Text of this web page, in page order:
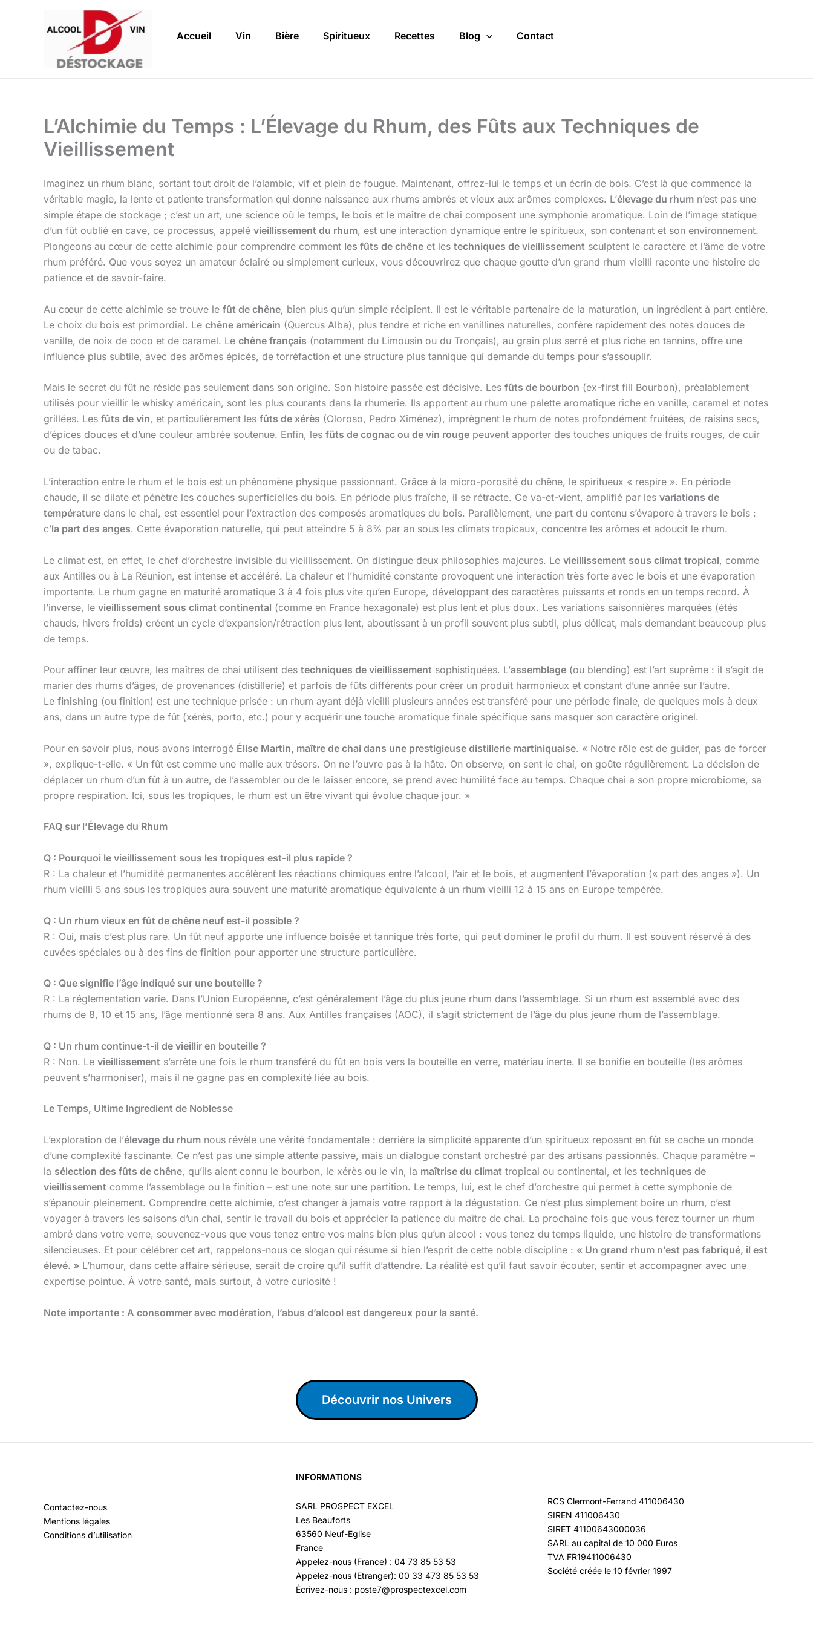
Accueil Vin Bière Spiritueux Recettes Blog Contact
L’Alchimie du Temps : L’Élevage du Rhum, des Fûts aux Techniques de
Vieillissement
Imaginez un rhum blanc, sortant tout droit de l’alambic, vif et plein de fougue. Maintenant, offrez-lui le temps et un écrin de bois. C’est là que commence la
véritable magie, la lente et patiente transformation qui donne naissance aux rhums ambrés et vieux aux arômes complexes. L’élevage du rhum n’est pas une
simple étape de stockage ; c’est un art, une science où le temps, le bois et le maître de chai composent une symphonie aromatique. Loin de l’image statique
d’un fût oublié en cave, ce processus, appelé vieillissement du rhum, est une interaction dynamique entre le spiritueux, son contenant et son environnement.
Plongeons au cœur de cette alchimie pour comprendre comment les fûts de chêne et les techniques de vieillissement sculptent le caractère et l’âme de votre
rhum préféré. Que vous soyez un amateur éclairé ou simplement curieux, vous découvrirez que chaque goutte d’un grand rhum vieilli raconte une histoire de
patience et de savoir-faire.
Au cœur de cette alchimie se trouve le fût de chêne, bien plus qu’un simple récipient. Il est le véritable partenaire de la maturation, un ingrédient à part entière.
Le choix du bois est primordial. Le chêne américain (Quercus Alba), plus tendre et riche en vanillines naturelles, confère rapidement des notes douces de
vanille, de noix de coco et de caramel. Le chêne français (notamment du Limousin ou du Tronçais), au grain plus serré et plus riche en tannins, offre une
influence plus subtile, avec des arômes épicés, de torréfaction et une structure plus tannique qui demande du temps pour s’assouplir.
Mais le secret du fût ne réside pas seulement dans son origine. Son histoire passée est décisive. Les fûts de bourbon (ex-first fill Bourbon), préalablement
utilisés pour vieillir le whisky américain, sont les plus courants dans la rhumerie. Ils apportent au rhum une palette aromatique riche en vanille, caramel et notes
grillées. Les fûts de vin, et particulièrement les fûts de xérès (Oloroso, Pedro Ximénez), imprègnent le rhum de notes profondément fruitées, de raisins secs,
d’épices douces et d’une couleur ambrée soutenue. Enfin, les fûts de cognac ou de vin rouge peuvent apporter des touches uniques de fruits rouges, de cuir
ou de tabac.
L’interaction entre le rhum et le bois est un phénomène physique passionnant. Grâce à la micro-porosité du chêne, le spiritueux « respire ». En période
chaude, il se dilate et pénètre les couches superficielles du bois. En période plus fraîche, il se rétracte. Ce va-et-vient, amplifié par les variations de
température dans le chai, est essentiel pour l’extraction des composés aromatiques du bois. Parallèlement, une part du contenu s’évapore à travers le bois :
c’la part des anges. Cette évaporation naturelle, qui peut atteindre 5 à 8% par an sous les climats tropicaux, concentre les arômes et adoucit le rhum.
Le climat est, en effet, le chef d’orchestre invisible du vieillissement. On distingue deux philosophies majeures. Le vieillissement sous climat tropical, comme
aux Antilles ou à La Réunion, est intense et accéléré. La chaleur et l’humidité constante provoquent une interaction très forte avec le bois et une évaporation
importante. Le rhum gagne en maturité aromatique 3 à 4 fois plus vite qu’en Europe, développant des caractères puissants et ronds en un temps record. À
l’inverse, le vieillissement sous climat continental (comme en France hexagonale) est plus lent et plus doux. Les variations saisonnières marquées (étés
chauds, hivers froids) créent un cycle d’expansion/rétraction plus lent, aboutissant à un profil souvent plus subtil, plus délicat, mais demandant beaucoup plus
de temps.
Pour affiner leur œuvre, les maîtres de chai utilisent des techniques de vieillissement sophistiquées. L’assemblage (ou blending) est l’art suprême : il s’agit de
marier des rhums d’âges, de provenances (distillerie) et parfois de fûts différents pour créer un produit harmonieux et constant d’une année sur l’autre.
Le finishing (ou finition) est une technique prisée : un rhum ayant déjà vieilli plusieurs années est transféré pour une période finale, de quelques mois à deux
ans, dans un autre type de fût (xérès, porto, etc.) pour y acquérir une touche aromatique finale spécifique sans masquer son caractère originel.
Pour en savoir plus, nous avons interrogé Élise Martin, maître de chai dans une prestigieuse distillerie martiniquaise. « Notre rôle est de guider, pas de forcer
», explique-t-elle. « Un fût est comme une malle aux trésors. On ne l’ouvre pas à la hâte. On observe, on sent le chai, on goûte régulièrement. La décision de
déplacer un rhum d’un fût à un autre, de l’assembler ou de le laisser encore, se prend avec humilité face au temps. Chaque chai a son propre microbiome, sa
propre respiration. Ici, sous les tropiques, le rhum est un être vivant qui évolue chaque jour. »
FAQ sur l’Élevage du Rhum
Q : Pourquoi le vieillissement sous les tropiques est-il plus rapide ?
R : La chaleur et l’humidité permanentes accélèrent les réactions chimiques entre l’alcool, l’air et le bois, et augmentent l’évaporation (« part des anges »). Un
rhum vieilli 5 ans sous les tropiques aura souvent une maturité aromatique équivalente à un rhum vieilli 12 à 15 ans en Europe tempérée.
Q : Un rhum vieux en fût de chêne neuf est-il possible ?
R : Oui, mais c’est plus rare. Un fût neuf apporte une influence boisée et tannique très forte, qui peut dominer le profil du rhum. Il est souvent réservé à des
cuvées spéciales ou à des fins de finition pour apporter une structure particulière.
Q : Que signifie l’âge indiqué sur une bouteille ?
R : La réglementation varie. Dans l’Union Européenne, c’est généralement l’âge du plus jeune rhum dans l’assemblage. Si un rhum est assemblé avec des
rhums de 8, 10 et 15 ans, l’âge mentionné sera 8 ans. Aux Antilles françaises (AOC), il s’agit strictement de l’âge du plus jeune rhum de l’assemblage.
Q : Un rhum continue-t-il de vieillir en bouteille ?
R : Non. Le vieillissement s’arrête une fois le rhum transféré du fût en bois vers la bouteille en verre, matériau inerte. Il se bonifie en bouteille (les arômes
peuvent s’harmoniser), mais il ne gagne pas en complexité liée au bois.
Le Temps, Ultime Ingredient de Noblesse
L’exploration de l’élevage du rhum nous révèle une vérité fondamentale : derrière la simplicité apparente d’un spiritueux reposant en fût se cache un monde
d’une complexité fascinante. Ce n’est pas une simple attente passive, mais un dialogue constant orchestré par des artisans passionnés. Chaque paramètre –
la sélection des fûts de chêne, qu’ils aient connu le bourbon, le xérès ou le vin, la maîtrise du climat tropical ou continental, et les techniques de
vieillissement comme l’assemblage ou la finition – est une note sur une partition. Le temps, lui, est le chef d’orchestre qui permet à cette symphonie de
s’épanouir pleinement. Comprendre cette alchimie, c’est changer à jamais votre rapport à la dégustation. Ce n’est plus simplement boire un rhum, c’est
voyager à travers les saisons d’un chai, sentir le travail du bois et apprécier la patience du maître de chai. La prochaine fois que vous ferez tourner un rhum
ambré dans votre verre, souvenez-vous que vous tenez entre vos mains bien plus qu’un alcool : vous tenez du temps liquide, une histoire de transformations
silencieuses. Et pour célébrer cet art, rappelons-nous ce slogan qui résume si bien l’esprit de cette noble discipline : « Un grand rhum n’est pas fabriqué, il est
élevé. » L’humour, dans cette affaire sérieuse, serait de croire qu’il suffit d’attendre. La réalité est qu’il faut savoir écouter, sentir et accompagner avec une
expertise pointue. À votre santé, mais surtout, à votre curiosité !
Note importante : A consommer avec modération, l’abus d’alcool est dangereux pour la santé.
Découvrir nos Univers
Contactez-nous
Mentions légales
Conditions d’utilisation
INFORMATIONS
SARL PROSPECT EXCEL
Les Beauforts
63560 Neuf-Eglise
France
Appelez-nous (France) : 04 73 85 53 53
Appelez-nous (Etranger): 00 33 473 85 53 53
Écrivez-nous : poste7@prospectexcel.com
RCS Clermont-Ferrand 411006430
SIREN 411006430
SIRET 41100643000036
SARL au capital de 10 000 Euros
TVA FR19411006430
Société créée le 10 février 1997